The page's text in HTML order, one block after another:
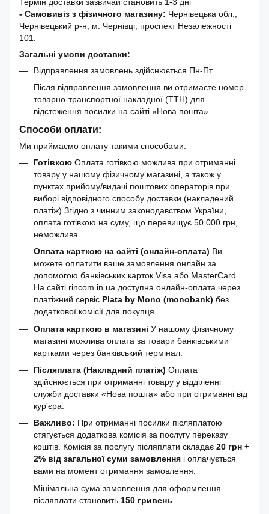
- Самовивіз з фізичного магазину: Чернівецька обл.,
Чернівецький р-н, м. Чернівці, проспект Незалежності
101.
Загальні умови доставки:
Відправлення замовлень здійснюється Пн-Пт.
Після відправлення замовлення ви отримаєте номер
товарно-транспортної накладної (ТТН) для
відстеження посилки на сайті «Нова пошта».
Способи оплати:
Ми приймаємо оплату такими способами:
Готівкою Оплата готівкою можлива при отриманні
товару у нашому фізичному магазині, а також у
пунктах прийому/видачі поштових операторів при
виборі відповідного способу доставки (накладений
платіж).Згідно з чинним законодавством України,
оплата готівкою на суму, що перевищує 50 000 грн,
неможлива.
Оплата карткою на сайті (онлайн-оплата) Ви
можете оплатити ваше замовлення онлайн за
допомогою банківських карток Visa або MasterCard.
На сайті rincom.in.ua доступна онлайн-оплата через
платіжний сервіс Plata by Mono (monobank) без
додаткової комісії для покупця.
Оплата карткою в магазині У нашому фізичному
магазині можлива оплата за товари банківськими
картками через банківський термінал.
Післяплата (Накладний платіж) Оплата
здійснюється при отриманні товару у відділенні
служби доставки «Нова пошта» або при отриманні від
кур'єра.
Важливо: При отриманні посилки післяплатою
стягується додаткова комісія за послугу переказу
коштів. Комісія за послугу післяплати складає 20 грн +
2% від загальної суми замовлення і оплачується
вами на момент отримання замовлення.
Мінімальна сума замовлення для оформлення
післяплати становить 150 гривень